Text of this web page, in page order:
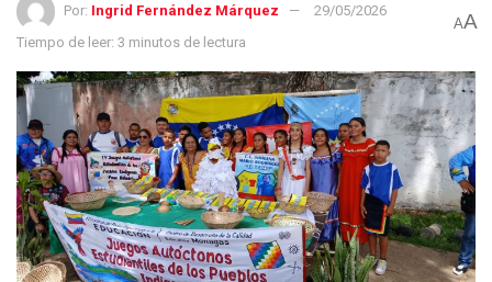
Por: Ingrid Fernández Márquez
29/05/2026
Tiempo de leer: 3 minutos de lectura
AA